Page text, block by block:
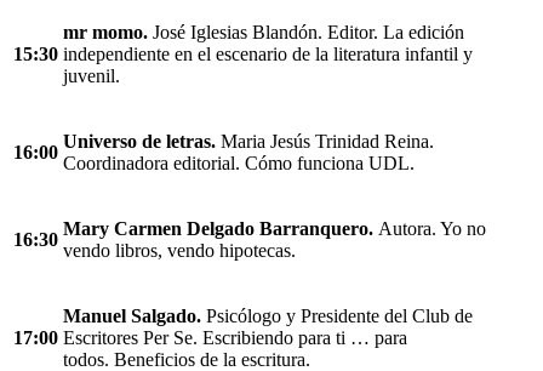
15:30
mr momo. José Iglesias Blandón. Editor. La edición
independiente en el escenario de la literatura infantil y
juvenil.
16:00
Universo de letras. Maria Jesús Trinidad Reina.
Coordinadora editorial. Cómo funciona UDL.
16:30
Mary Carmen Delgado Barranquero. Autora. Yo no
vendo libros, vendo hipotecas.
17:00
Manuel Salgado. Psicólogo y Presidente del Club de
Escritores Per Se. Escribiendo para ti … para
todos. Beneficios de la escritura.